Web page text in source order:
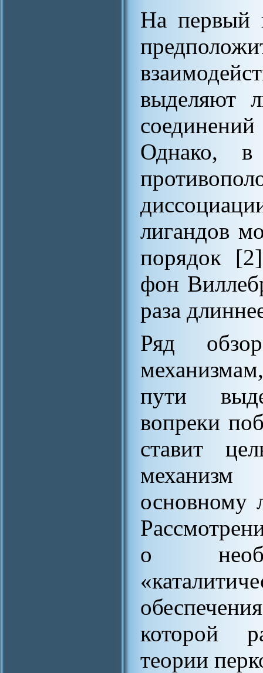
На первый
выделяют
Однако, в
лигандов
порядок
фон
раза
Ряд
пути
вопреки
ставит
механизм
основному
о
которой
теории